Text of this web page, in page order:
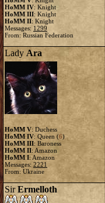
HoMM IV: Knight
HoMM III: Knight
HoMM II: Knight
Messages: 1299
From: Russian Federation
Lady Ara
HoMM V: Duchess
HoMM IV: Queen (6)
HoMM III: Baroness
HoMM II: Amazon
HoMM I: Amazon
Messages: 2221
From: Ukraine
SirErmelloth